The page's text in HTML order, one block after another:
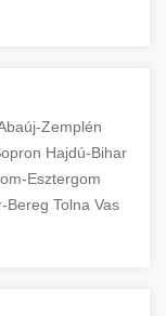
Zemplén
Hajdú-Bihar
Esztergom
Bereg Tolna Vas